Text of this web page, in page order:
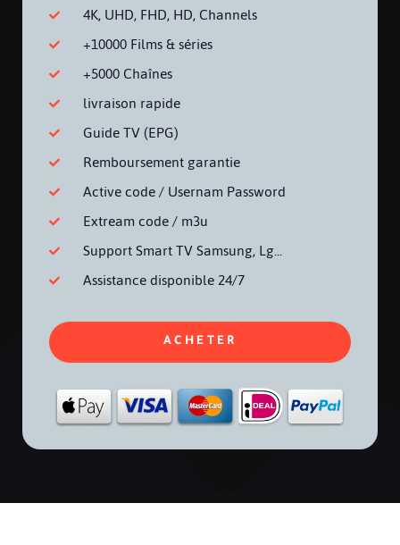
4K, UHD, FHD, HD, Channels
+10000 Films & séries
+5000 Chaînes
livraison rapide
Guide TV (EPG)
Remboursement garantie
Active code / Usernam Password
Extream code / m3u
Support Smart TV Samsung, Lg...
Assistance disponible 24/7
ACHETER